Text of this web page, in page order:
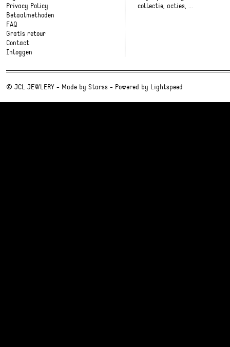
Privacy Policy
Betaalmethoden
FAQ
Gratis retour
Contact
Inloggen
collectie, acties, ...
© JCL JEWLERY - Made by Starss - Powered by Lightspeed